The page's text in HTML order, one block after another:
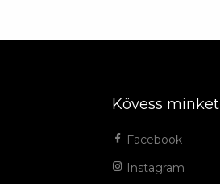
Kövess minket
Facebook
Instagram